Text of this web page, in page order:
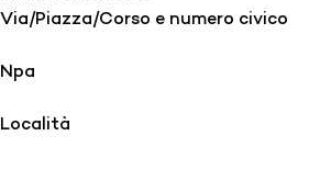
Via/Piazza/Corso e numero civico
Npa
Località